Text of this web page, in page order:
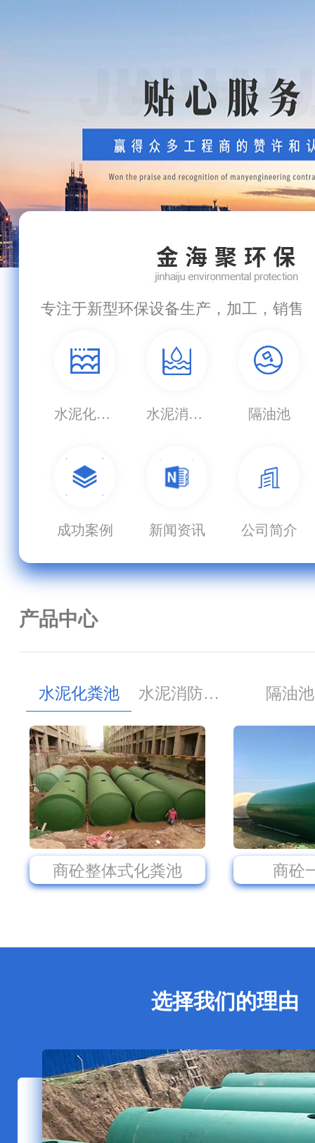
专注于新型环保设备生产，加工，销售
水泥化粪池 水泥消防蓄水池 隔油池
成功案例 新闻资讯 公司简介
产品中心
水泥化粪池 水泥消防蓄水池 隔油池
商砼整体式化粪池 商砼
选择我们的理由